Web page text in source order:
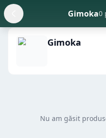
Gimoka0
Gimoka
Nu am găsit